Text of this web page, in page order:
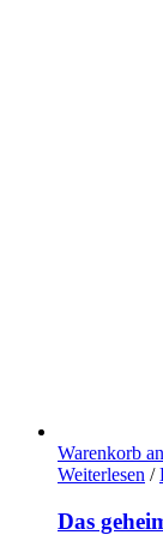
Warenkorb
Weiterlesen /
Das